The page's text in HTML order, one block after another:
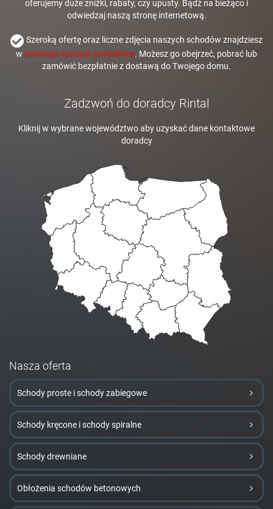
oferujemy duże zniżki, rabaty, czy upusty. Bądź na bieżąco i
odwiedzaj naszą stronę internetową.
Szeroką ofertę oraz liczne zdjęcia naszych schodów znajdziesz
w katalogu naszych produktów. Możesz go obejrzeć, pobrać lub
zamówić bezpłatnie z dostawą do Twojego domu.
Zadzwoń do doradcy Rintal
Kliknij w wybrane województwo aby uzyskać dane kontaktowe
doradcy
Nasza oferta
Schody proste i schody zabiegowe
Schody kręcone i schody spiralne
Schody drewniane
Obłożenia schodów betonowych